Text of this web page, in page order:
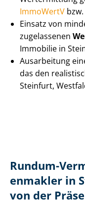
ImmoWertV bzw.
Einsatz von
zugelassenen
Immobilie in
Ausarbeitung
das den
Steinfurt,
Rundum-
en­mak­ler in
von der